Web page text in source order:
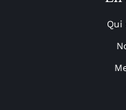
Qui